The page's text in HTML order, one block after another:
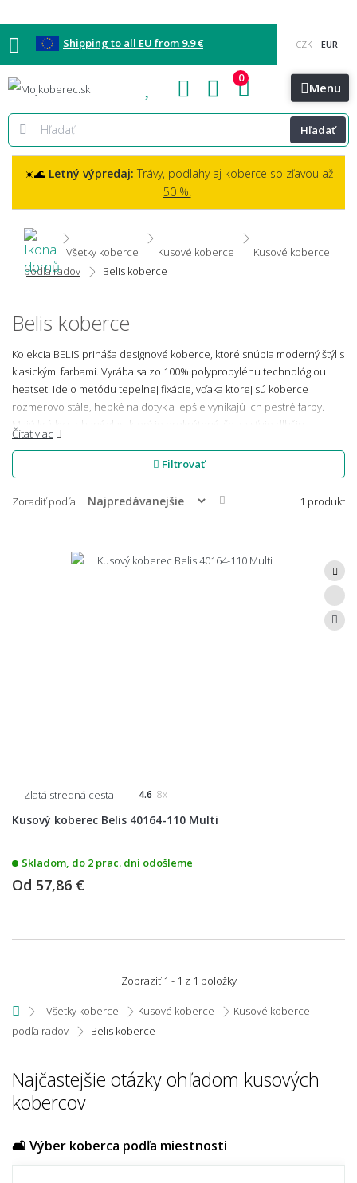
Shipping to all EU from 9.9 €
Blog Kontakt Menu
Hľadať
0
☀️🌊 Letný výpredaj: Trávy, podlahy aj koberce so zľavou až
50 %.
Všetky koberce Kusové koberce
Kusové koberce
podľa radov
Belis koberce
Belis koberce
Kolekcia BELIS prináša designové koberce, ktoré snúbia moderný štýl s
klasickými farbami. Vyrába sa zo 100% polypropylénu technológiou
heatset. Ide o metódu tepelnej fixácie, vďaka ktorej sú koberce
rozmerovo stále, hebké na dotyk a lepšie vynikajú ich pestré farby.
Majú krátky strihaný vlas, ktorý je prekrútený, čo zaisťuje dlhšiu
životnosť kobercov a luxusný vzhľad. Medzi ich ďalšie prednosti patrí
ľahká údržba a prípadné čistenie.
Čítať viac
Filtrovať
Zoradiť podľa | 1 produkt
Zlatá stredná cesta 4.6 8x
Kusový koberec Belis 40164-110 Multi
Skladom, do 2 prac. dní odošleme
Od 57,86 €
Zobraziť 1 - 1 z 1 položky
Všetky koberce Kusové koberce
Kusové koberce
podľa radov
Belis koberce
Najčastejšie otázky ohľadom kusových
kobercov
🛋️ Výber koberca podľa miestnosti